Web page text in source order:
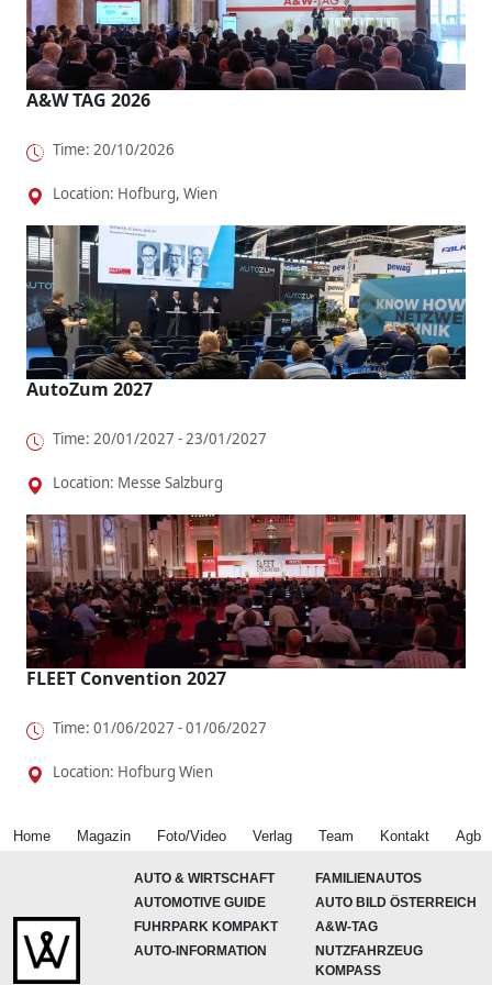
A&W TAG 2026
Time: 20/10/2026
Location: Hofburg, Wien
AutoZum 2027
Time: 20/01/2027 - 23/01/2027
Location: Messe Salzburg
FLEET Convention 2027
Time: 01/06/2027 - 01/06/2027
Location: Hofburg Wien
Home Magazin Foto/Video Verlag Team Kontakt Agb
AUTO & WIRTSCHAFT
FAMILIENAUTOS
AUTOMOTIVE GUIDE
AUTO BILD ÖSTERREICH
FUHRPARK KOMPAKT
A&W-TAG
AUTO-INFORMATION
NUTZFAHRZEUG
KOMPASS